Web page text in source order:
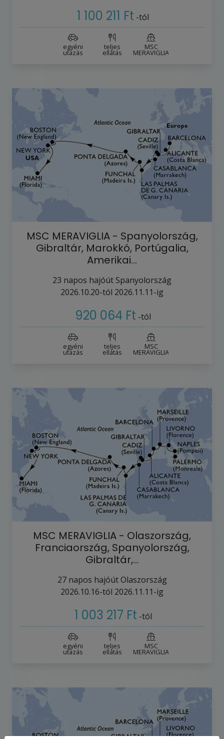
1 100 211 Ft -tól
egyéni
utazás
teljes
ellátás
MSC
MERAVIGLIA
MSC MERAVIGLIA - Spanyolország,
Gibraltár, Marokkó, Portúgalia,
Amerikai…
23 napos hajóút Spanyolország
2026.10.20-tól 2026.11.11-ig
920 064 Ft -tól
egyéni
utazás
teljes
ellátás
MSC
MERAVIGLIA
MSC MERAVIGLIA - Olaszország,
Franciaország, Spanyolország,
Gibraltár,…
27napos hajóútOlaszország
2026.10.16-tól 2026.11.11-ig
1 003 217 Ft -tól
egyéni
utazás
teljes
ellátás
MSC
MERAVIGLIA